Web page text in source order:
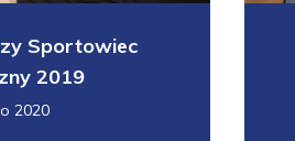
Sportowiec
2019
2020